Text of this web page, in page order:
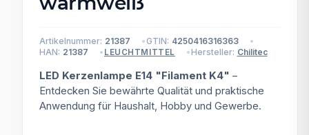
Artikelnummer: 21387 GTIN: 4250416316363
HAN: 21387 LEUCHTMITTEL Hersteller: Chilitec
LED Kerzenlampe E14 "Filament K4" –
Entdecken Sie bewährte Qualität und praktische
Anwendung für Haushalt, Hobby und Gewerbe.